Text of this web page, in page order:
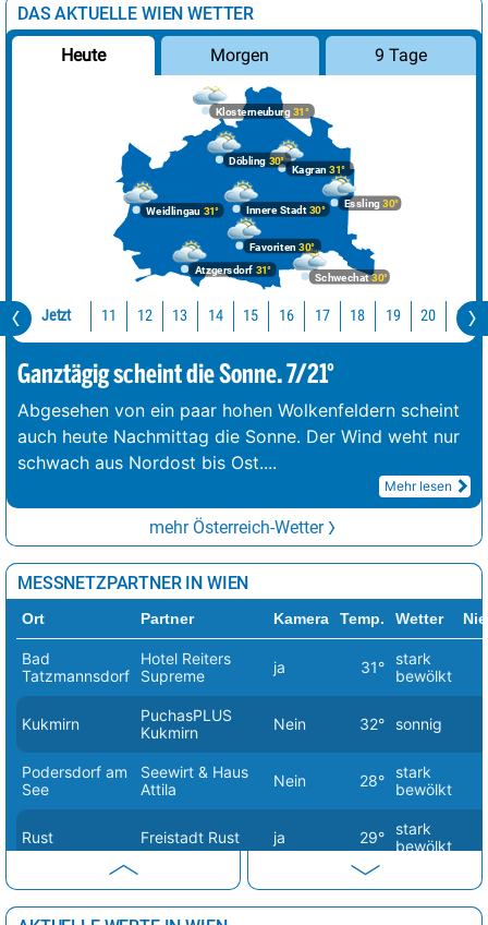
DAS AKTUELLE WIEN WETTER
Heute Morgen 9 Tage
Klosterneuburg 31°
Essling 30°
Kagran 31°
Weidlingau 31°
Schwechat30°
Döbling30°
Atzgersdorf31°
Innere Stadt30°
Favoriten 30°
Jetzt 11 12 13 14 15 16 17 18 19 20 21
Ganztägig scheint die Sonne. 7/21°
Abgesehen von ein paar hohen Wolkenfeldern scheint
auch heute Nachmittag die Sonne. Der Wind weht nur
schwach aus Nordost bis Ost....
Mehr lesen
mehr Österreich-Wetter
MESSNETZPARTNER IN WIEN
Ort Partner Kamera Temp. Wetter
Bad
Tatzmannsdorf
Hotel Reiters
Supreme
ja 31°
stark
bewölkt
Kukmirn
PuchasPLUS
Kukmirn
Nein 32° sonnig
Podersdorf am
See
Seewirt & Haus
Attila
Nein 28°
stark
bewölkt
Rust Freistadt Rust ja 29°
stark
bewölkt
Sankt
Margarethen
im Burgenland
family PARK ja 27.2° stark
bewölkt